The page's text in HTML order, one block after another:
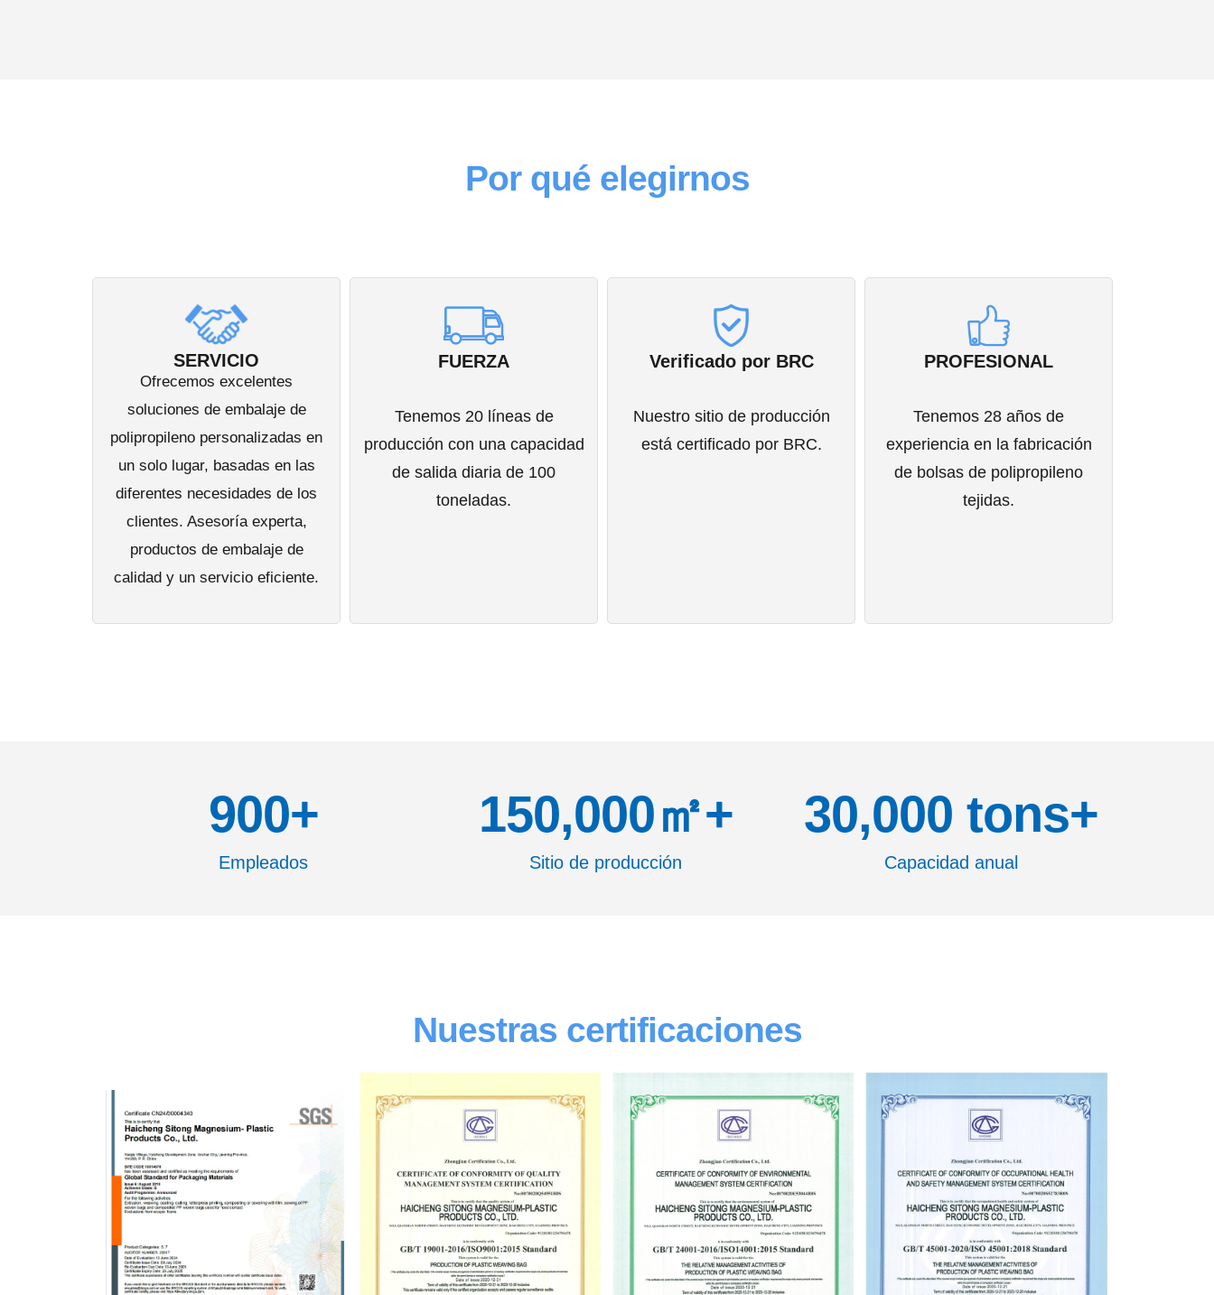
Por qué elegirnos
SERVICIO
Ofrecemos excelentes
soluciones de embalaje de
polipropileno personalizadas en
un solo lugar, basadas en las
diferentes necesidades de los
clientes. Asesoría experta,
productos de embalaje de
calidad y un servicio eficiente.
FUERZA
Tenemos 20 líneas de
producción con una capacidad
de salida diaria de 100
toneladas.
Verificado por BRC
Nuestro sitio de producción
está certificado por BRC.
PROFESIONAL
Tenemos 28 años de
experiencia en la fabricación
de bolsas de polipropileno
tejidas.
Empleados
900+
Sitio de producción
150,000㎡+
Capacidad anual
30,000 tons+
Nuestras certificaciones